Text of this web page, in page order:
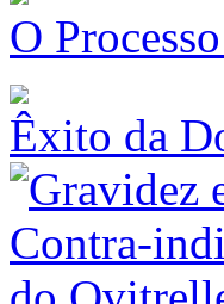
O
Êxito da